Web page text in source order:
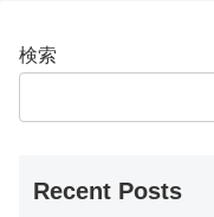
検索
Recent Posts